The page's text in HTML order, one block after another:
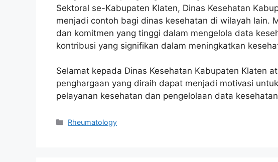
Sektoral se-Kabupaten Klaten, Dinas Kesehatan
menjadi contoh bagi dinas kesehatan di wilayah lain.
dan komitmen yang tinggi dalam mengelola data
kontribusi yang signifikan dalam meningkatkan
Selamat kepada Dinas Kesehatan Kabupaten Klaten
penghargaan yang diraih dapat menjadi motivasi
pelayanan kesehatan dan pengelolaan data
Kategori
Rheumatology